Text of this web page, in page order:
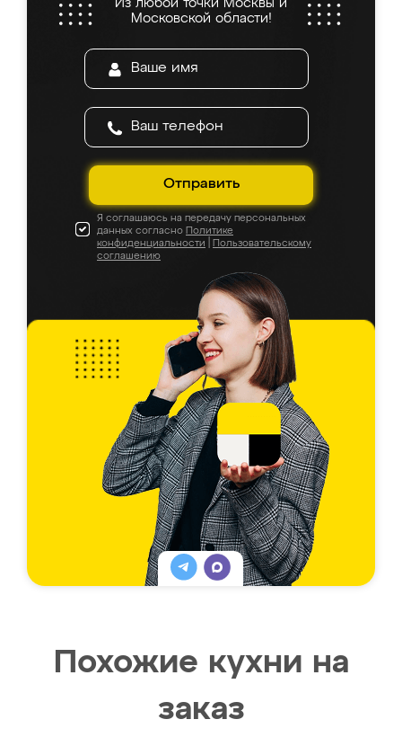
Из любой точки Москвы и
Московской области!
Отправить
Я соглашаюсь на передачу персональных
данных согласно Политике
конфиденциальности
Пользовательскому
соглашению
Похожие кухни на
заказ